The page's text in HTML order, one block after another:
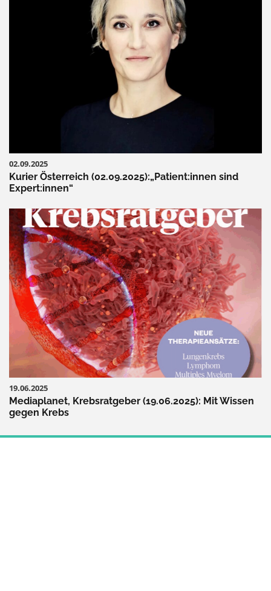
02.09.2025
Kurier Österreich (02.09.2025):„Patient:innen sind
Expert:innen“
19.06.2025
Mediaplanet, Krebsratgeber (19.06.2025): Mit Wissen
gegen Krebs